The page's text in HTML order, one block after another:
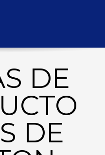
DE
DE